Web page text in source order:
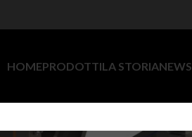
HOMEPRODOTTILA STORIANEWS